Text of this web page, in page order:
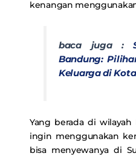
kenangan
baca juga :
Bandung:
Keluarga di
Yang berada di
ingin menggunakan
bisa menyewanya di